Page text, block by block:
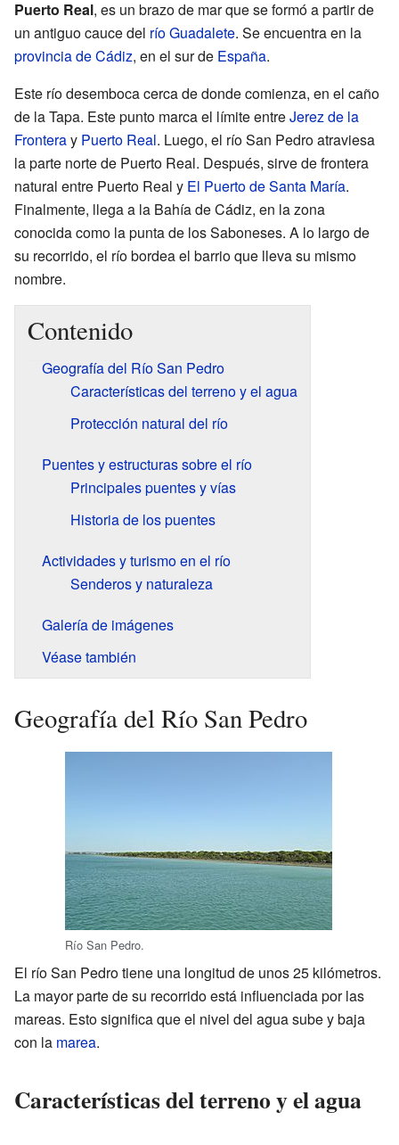
Puerto Real, es un brazo de mar que se formó a partir de
un antiguo cauce del río Guadalete. Se encuentra en la
provincia de Cádiz, en el sur de España.
Este río desemboca cerca de donde comienza, en el caño
de la Tapa. Este punto marca el límite entreJerez de la
Fronteray Puerto Real. Luego, el río San Pedro atraviesa
la parte norte de Puerto Real. Después, sirve de frontera
natural entre Puerto Real y El Puerto de Santa María.
Finalmente, llega a la Bahía de Cádiz, en la zona
conocida como la punta de los Saboneses. A lo largo de
su recorrido, el río bordea el barrio que lleva su mismo
nombre.
Contenido
Geografía del Río San Pedro
Características del terreno y el agua
Protección natural del río
Puentes y estructuras sobre el río
Principales puentes y vías
Historia de los puentes
Actividades y turismo en el río
Senderos y naturaleza
Galería de imágenes
Véase también
Geografía del Río San Pedro
Río San Pedro.
El río San Pedro tiene una longitud de unos 25 kilómetros.
La mayor parte de su recorrido está influenciada por las
mareas. Esto significa que el nivel del agua sube y baja
con la marea.
Características del terreno y el agua